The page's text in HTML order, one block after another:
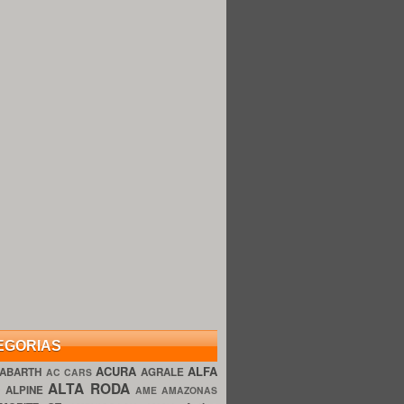
ABARTH AC CARS ACURA AGRALE ALFA
ALPINEALTA RODA AME AMAZONAS